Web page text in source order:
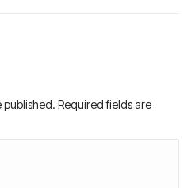
published. Required fields are